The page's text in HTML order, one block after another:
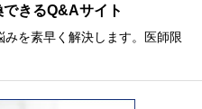
きるQ&Aサイト
を素早く解決します。医師限